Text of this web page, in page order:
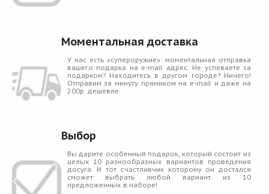
Моментальная доставка
У нас есть «супероружие»: моментальная отправка
вашего подарка на e-mail адрес. Не успеваете за
подарком? Находитесь в другом городе? Ничего!
Отправим за минуту прямиком на e-mail и даже на
200р. дешевле.
Выбор
Вы дарите особенный подарок, который состоит из
целых 10 разнообразных вариантов проведения
досуга. И тот счастливчик которому он достался
сможет выбрать любой вариант из 10
предложенных в наборе!